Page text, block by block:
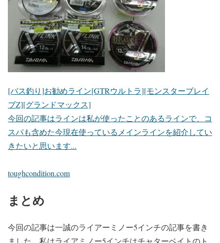
[バス釣り]お勧めライン[GTRウルトラ][モンスターブレイ
ブZ][グランドマックス]
今回の記事はラインは私が使ったことのあるラインで、コ
スパも含めた今現在使っているメインラインを紹介してい
きたいと思います...
toughcondition.com
まとめ
今回の記事は一誠のライアーミノー5インチの記事を書き
ました。私はライアミノー5インチはチャターベイトのト